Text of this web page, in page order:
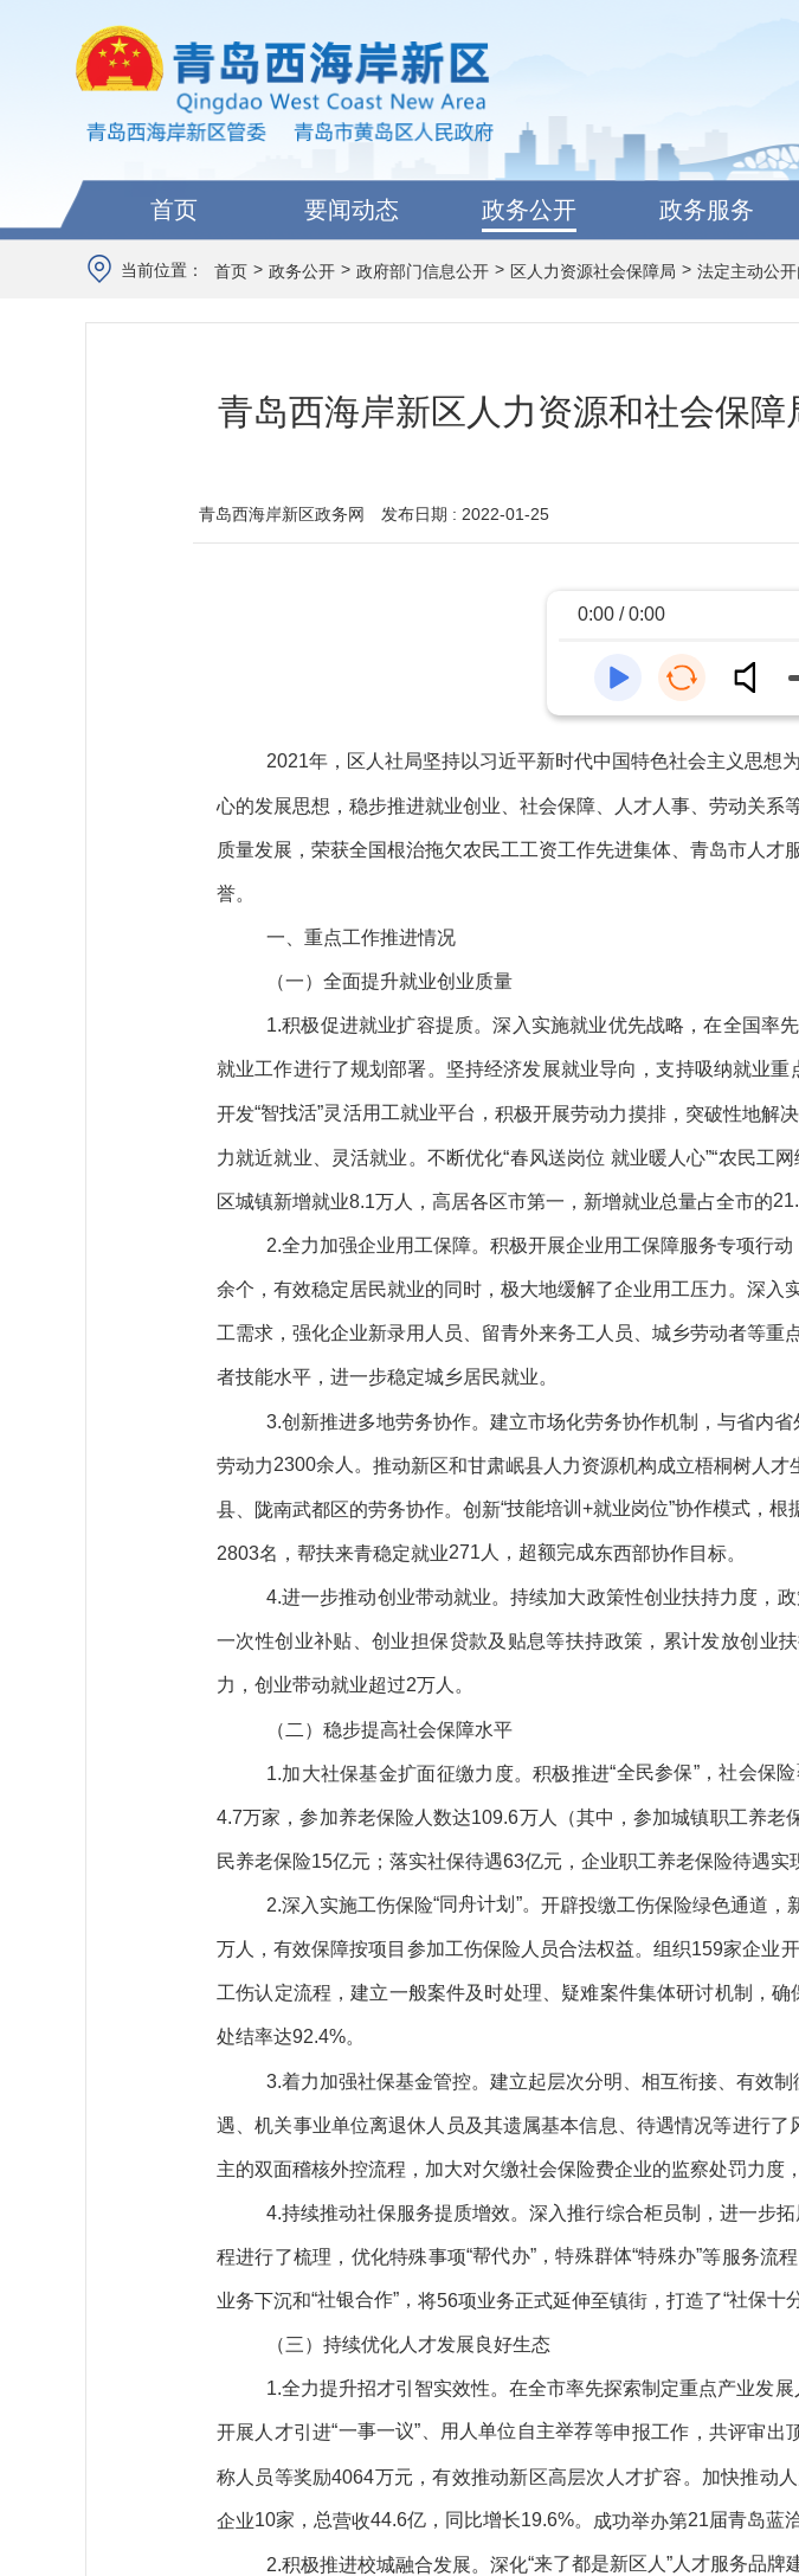
首页 要闻动态 政务公开 政务服务
当前位置： 首页 > 政务公开 > 政府部门信息公开 > 区人力资源社会保障局 > 法定主动公
青岛西海岸新区人力资源和社会保
青岛西海岸新区政务网 发布日期 : 2022-01-25
0:00 / 0:00
2021年 ， 区人社局坚持以习近平新时代中国特色社会主义思想
心的发展思想， 稳步推进就业创业、社会保障、人才人事、劳动关系
质量发展 ， 荣获全国根治拖欠农民工工资工作先进集体、 青岛市人才
誉。
一、重点工作推进情况
（一） 全面提升就业创业质量
1.积极促进就业扩容提质。深入 实施就业优先战略 ，在全国率
就业工作进行了规划部署。 坚持经济发展就业导向，支持吸纳就业
开发“智找活”灵活用工就业平台，积极开展劳动力摸排， 突破性地解
力就近就业、灵活就业。 不断优化“春风送岗位 就业暖人心”“农民工
区城镇新增就业8.1万 人 ， 高居各区市第一，新增就业总量占全市的
2.全力加强企业用工保障。 积极开展企业用工保障服务专项行动
余个，有效稳定居民就业的同时，极大地缓解了企业用工压力 。 深入
工需求， 强化企业新录用人员、 留青外来务工人员 城乡劳动者等重
者技能水平 ，进一步稳定城乡居民就业。
3.创新推进多地劳务协作。 建立市场化劳务协作机制， 与省内省
劳动力2300余人。 推动新区和甘肃岷县人力资源机构成立梧桐树人才
县、陇南武都区的劳务协作。创新“技能培训+就业岗位”协作模式，
2803名，帮扶来青稳定就业271人，超额完成东西部协作目标。
4.进一步推动创业带动就业。持续加大政策性创业扶持力度，
一次性创业补贴、创业担保贷款及贴息等扶持政策 ，累计发放创业
力 ，创业带动就业超过2万人。
（二） 稳步提高社会保障水平
1.加大社保基金扩面征缴力度。积极推进“全民参保”，社会保
4.7万家，参加养老保险人数达109.6万人 （其中，参加城镇职工养老
民养老保险15亿元； 落实社保待遇63亿元 ， 企业职工养老保险待遇实
2.深入 实施工伤保险“同舟计划”。 开辟投缴工伤保险绿色通道，
万人 ，有效保障按项目参加工伤保险人员合法权益。组织159家企业
工伤认定流程，建立一般案件及时处理、疑难案件集体研讨机制，确
处结率达92.4%。
3.着力加强社保基金管控。建立起层次分明、相互衔接、有效
遇、机关事业单位离退休人员及其遗属基本信息、待遇情况等进行了
主的双面稽核外控流程，加大对欠缴社会保险费企业的监察处罚力度
4.持续推动社保服务提质增效。深入推行综合柜员制 ，进一步
程进行了梳理， 优化特殊事项“帮代办”，特殊群体“特殊办”等服务流程
业务下沉和“社银合作”， 将56项业务正式延伸至镇街 ，打造了“社保十
（三）持续优化人才发展良好生态
1.全力提升招才引智实效性。在全市率先探索制定重点产业发
开展人才引进“一事一议”、用人单位自主举荐等申报工作，共评审出
称人员等奖励4064万元，有效推动新区高层次人才扩容。 加快推动
企业10家，总营收44.6亿，同比增长19.6%。 成功举办第21届青岛蓝
2.积极推进校城融合发展。 深化“来了都是新区人”人才服务品牌